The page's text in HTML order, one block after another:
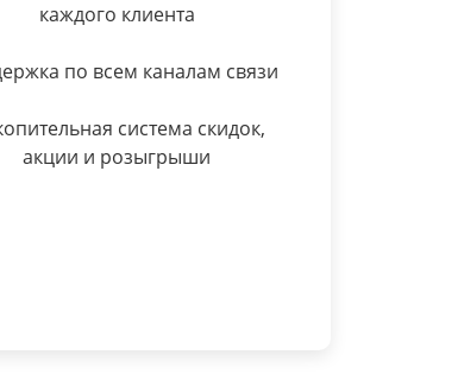
каждого клиента
по всем каналам связи
система скидок,
акции и розыгрыши